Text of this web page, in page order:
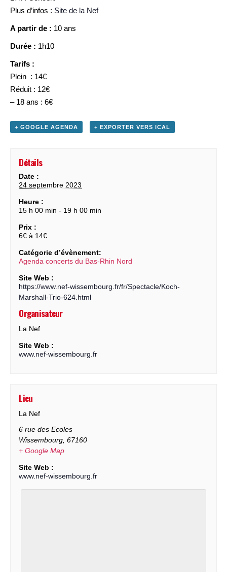
Plus d’infos : Site de la Nef
A partir de : 10 ans
Durée : 1h10
Tarifs :
Plein : 14€
Réduit : 12€
– 18 ans : 6€
+ GOOGLE AGENDA + EXPORTER VERS ICAL
Détails
Date :
24 septembre 2023
Heure :
15 h 00 min - 19 h 00 min
Prix :
6€ à 14€
Catégorie d’évènement:
Agenda concerts du Bas-Rhin Nord
Site Web :
https://www.nef-wissembourg.fr/fr/Spectacle/Koch-
Marshall-Trio-624.html
Organisateur
La Nef
Site Web :
www.nef-wissembourg.fr
Lieu
La Nef
6 rue des Ecoles
Wissembourg 67160
+ Google Map
Site Web :
www.nef-wissembourg.fr